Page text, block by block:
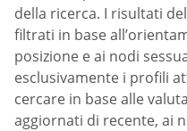
della ricerca. I risultati
filtrati in base
posizione e ai nodi
esclusivamente i profili
cercare in base alle
aggiornati di recente, ai